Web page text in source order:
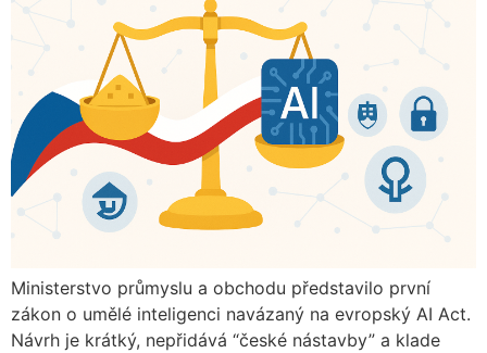
Ministerstvo průmyslu a obchodu představilo první
zákon o umělé inteligenci navázaný na evropský AI Act.
Návrh je krátký, nepřidává “české nástavby” a klade